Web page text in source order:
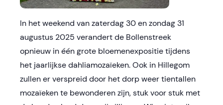
In het weekend van zaterdag 30 en zondag 31
augustus 2025 verandert de Bollenstreek
opnieuw in één grote bloemenexpositie tijdens
het jaarlijkse dahliamozaïeken. Ook in Hillegom
zullen er verspreid door het dorp weer tientallen
mozaïeken te bewonderen zijn, stuk voor stuk met